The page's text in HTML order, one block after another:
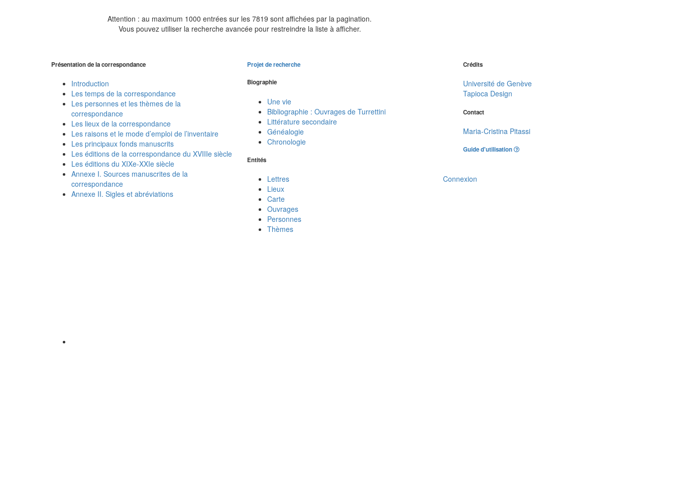
Attention : au maximum 1000 entrées sur les 7819 sont affichées par la pagination.
Vous pouvez utiliser la recherche avancée pour restreindre la liste à afficher.
Présentation de la correspondance
Introduction
Les temps de la correspondance
Les personnes et les thèmes de la
correspondance
Les lieux de la correspondance
Les raisons et le mode d’emploi de l’inventaire
Les principaux fonds manuscrits
Les éditions de la correspondance du XVIIIe siècle
Les éditions du XIXe-XXIe siècle
Annexe I. Sources manuscrites de la
correspondance
Annexe II. Sigles et abréviations
Projet de recherche
Biographie
Une vie
Bibliographie : Ouvrages de Turrettini
Littérature secondaire
Généalogie
Chronologie
Entités
Lettres
Lieux
Carte
Ouvrages
Personnes
Thèmes
Crédits
Université de Genève
Tapioca Design
Contact
Maria-Cristina Pitassi
Guide d'utilisation
Connexion